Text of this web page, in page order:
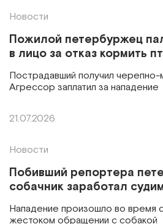
Новости
Пожилой петербуржец
в лицо за отказ кормить
Пострадавший получил черепно-
Агрессор заплатил за нападение
21.07.2026
Новости
Побивший репортера
собачник заработал
Нападение произошло во время
жестоком обращении с собакой